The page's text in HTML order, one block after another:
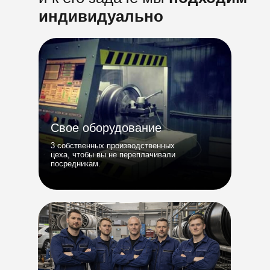
Свое оборудование
3 собственных производственных
цеха, чтобы вы не переплачивали
посредникам.
индивидуально